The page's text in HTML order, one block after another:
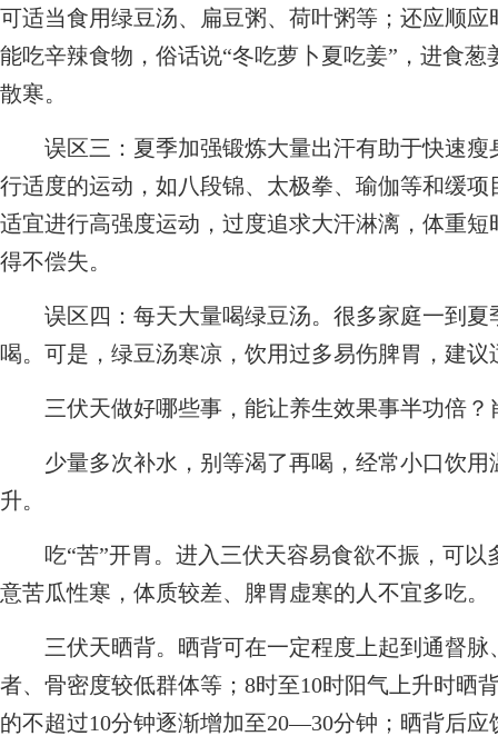
可适当食用绿豆汤、扁豆粥、荷叶粥等；还应顺
能吃辛辣食物，俗话说“冬吃萝卜夏吃姜”，进食
散寒。
误区三：夏季加强锻炼大量出汗有助于快速瘦
行适度的运动，如八段锦、太极拳、瑜伽等和缓
适宜进行高强度运动，过度追求大汗淋漓，体重
得不偿失。
误区四：每天大量喝绿豆汤。很多家庭一到夏
喝。可是，绿豆汤寒凉，饮用过多易伤脾胃，建议
三伏天做好哪些事，能让养生效果事半功倍？
少量多次补水，别等渴了再喝，经常小口饮用
升。
吃“苦”开胃。进入三伏天容易食欲不振，可以
意苦瓜性寒，体质较差、脾胃虚寒的人不宜多吃。
三伏天晒背。晒背可在一定程度上起到通督脉
者、骨密度较低群体等；8时至10时阳气上升时晒
的不超过10分钟逐渐增加至20—30分钟；晒背后